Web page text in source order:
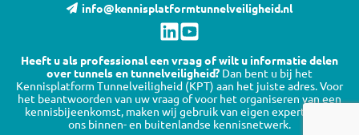
info@kennisplatformtunnelveiligheid.nl
Heeft u als professional een vraag of wilt u informatie delen
over tunnels en tunnelveiligheid? Dan bent u bij het
Kennisplatform Tunnelveiligheid (KPT) aan het juiste adres. Voor
het beantwoorden van uw vraag of voor het organiseren van een
kennisbijeenkomst, maken wij gebruik van eigen expertise en
ons binnen- en buitenlandse kennisnetwerk.